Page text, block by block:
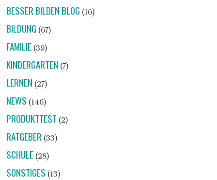
BESSER BILDEN BLOG (16)
BILDUNG (67)
FAMILIE (39)
KINDERGARTEN (7)
LERNEN (27)
NEWS (146)
PRODUKTTEST (2)
RATGEBER(33)
SCHULE (28)
SONSTIGES (13)